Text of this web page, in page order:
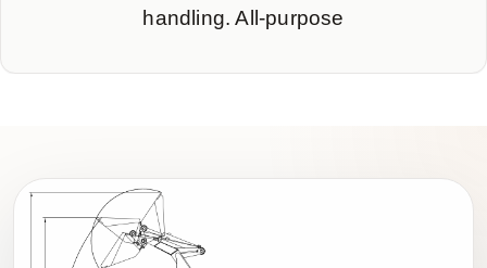
handling. All-purpose